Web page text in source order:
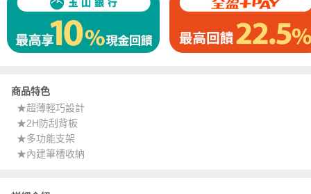
商品特色
★超薄輕巧設計
★2H防刮背板
★多功能支架
★內建筆槽收納